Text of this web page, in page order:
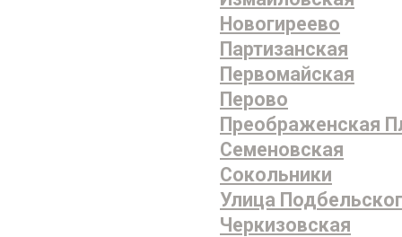
Новогиреево
Партизанская
Первомайская
Перово
Преображенская
Семеновская
Сокольники
Улица
Черкизовская